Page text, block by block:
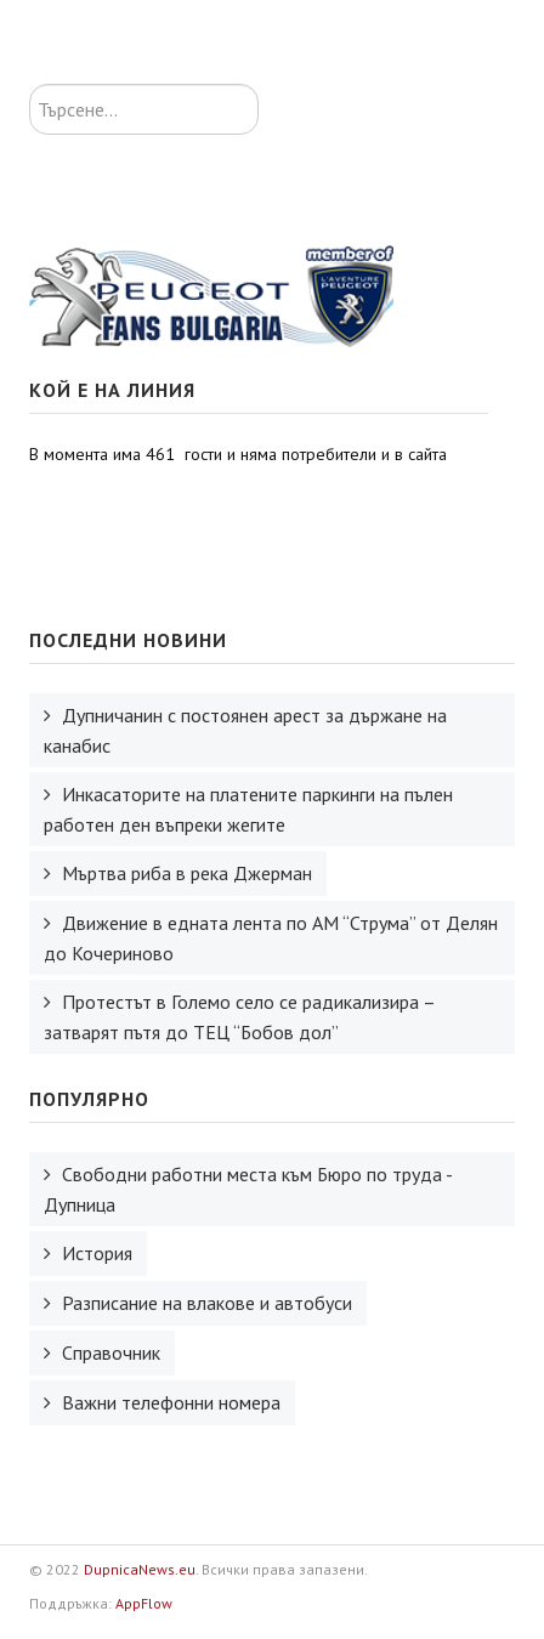
Търсене...
КОЙ Е НА ЛИНИЯ
В момента има 461 гости и няма потребители и в сайта
ПОСЛЕДНИ НОВИНИ
Дупничанин с постоянен арест за държане на
канабис
Инкасаторите на платените паркинги на пълен
работен ден въпреки жегите
Мъртва риба в река Джерман
Движение в едната лента по АМ “Струма” от Делян
до Кочериново
Протестът в Големо село се радикализира –
затварят пътя до ТЕЦ “Бобов дол”
ПОПУЛЯРНО
Свободни работни места към Бюро по труда -
Дупница
История
Разписание на влакове и автобуси
Справочник
Важни телефонни номера
© 2022 DupnicaNews.eu. Всички права запазени.
Поддръжка: AppFlow